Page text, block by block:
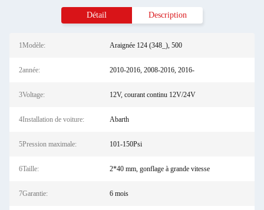
Détail Description
1Modèle: Araignée 124 (348_), 500
2année: 2010-2016, 2008-2016, 2016-
3Voltage: 12V, courant continu 12V/24V
4Installation de voiture: Abarth
5Pression maximale: 101-150Psi
6Taille: 2*40 mm, gonflage à grande vitesse
7Garantie: 6 mois